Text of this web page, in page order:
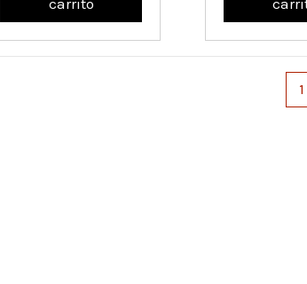
carrito
1